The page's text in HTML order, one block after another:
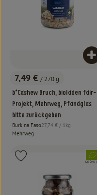
, Preis:
7,49 € / 270 g
b*Cashew Bruch, bioladen fair-
Projekt, Mehrweg, Pfandglas
bitte zurückgeben
, Herkunft:
Burkina Faso, Referenzpreis:
27,74 € / 1kg
Mehrweg
,
,DE-ÖKO-
Produkt zu Favouriten